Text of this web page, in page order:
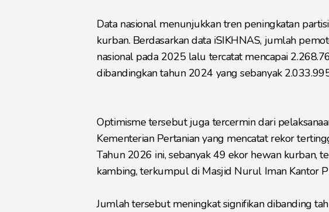
Data nasional menunjukkan tren peningkatan
kurban. Berdasarkan data iSIKHNAS, jumlah
nasional pada 2025 lalu tercatat mencapai
dibandingkan tahun 2024 yang sebanyak
Optimisme tersebut juga tercermin dari
Kementerian Pertanian yang mencatat rekor
Tahun 2026 ini, sebanyak 49 ekor hewan kurban,
kambing, terkumpul di Masjid Nurul Iman Kantor
Jumlah tersebut meningkat signifikan dibanding